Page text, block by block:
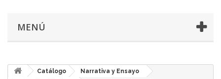
MENÚ
Catálogo
Narrativa y Ensayo